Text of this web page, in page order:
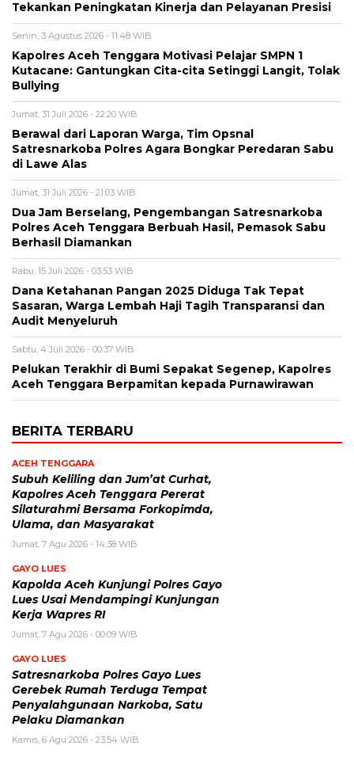
Tekankan Peningkatan Kinerja dan Pelayanan Presisi
Senin, 3 Agustus 2026 - 11:48 WIB
Kapolres Aceh Tenggara Motivasi Pelajar SMPN 1
Kutacane: Gantungkan Cita-cita Setinggi Langit, Tolak
Bullying
Jumat, 31 Juli 2026 - 22:20 WIB
Berawal dari Laporan Warga, Tim Opsnal
Satresnarkoba Polres Agara Bongkar Peredaran Sabu
di Lawe Alas
Jumat, 31 Juli 2026 - 21:03 WIB
Dua Jam Berselang, Pengembangan Satresnarkoba
Polres Aceh Tenggara Berbuah Hasil, Pemasok Sabu
Berhasil Diamankan
Rabu, 15 Juli 2026 - 03:53 WIB
Dana Ketahanan Pangan 2025 Diduga Tak Tepat
Sasaran, Warga Lembah Haji Tagih Transparansi dan
Audit Menyeluruh
Sabtu, 4 Juli 2026 - 00:37 WIB
Pelukan Terakhir di Bumi Sepakat Segenep, Kapolres
Aceh Tenggara Berpamitan kepada Purnawirawan
BERITA TERBARU
ACEH TENGGARA
Subuh Keliling dan Jum’at Curhat,
Kapolres Aceh Tenggara Pererat
Silaturahmi Bersama Forkopimda,
Ulama, dan Masyarakat
Jumat, 7 Agu 2026 - 14:38 WIB
GAYO LUES
Kapolda Aceh Kunjungi Polres Gayo
Lues Usai Mendampingi Kunjungan
Kerja Wapres RI
Jumat, 7 Agu 2026 - 00:09 WIB
GAYO LUES
Satresnarkoba Polres Gayo Lues
Gerebek Rumah Terduga Tempat
Penyalahgunaan Narkoba, Satu
Pelaku Diamankan
Kamis, 6 Agu 2026 - 23:54 WIB